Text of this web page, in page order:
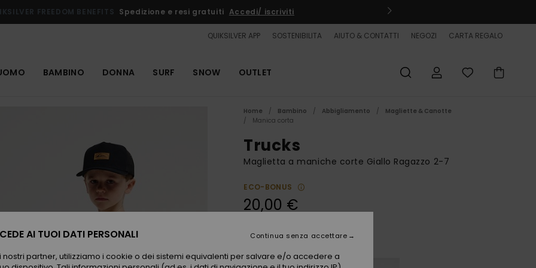
FREEDOM BENEFITS Spedizione e resi gratuiti Accedi/ iscriviti
QUIKSILVER APP SOSTENIBILITA AIUTO & CONTATTI NEGOZI CARTA REGALO
BAMBINO DONNA SURF SNOW OUTLET
Home Bambino Abbigliamento
Magliette & Canotte
Manica corta
Trucks
Maglietta a maniche corte Giallo Ragazzo 2-7
ECO-BONUS
20,00 €
ColoriStraw
AI TUOI DATI PERSONALI
partner, utilizziamo i cookie o dei sistemi equivalenti per salvare e/o accedere a
Continua senza accettare